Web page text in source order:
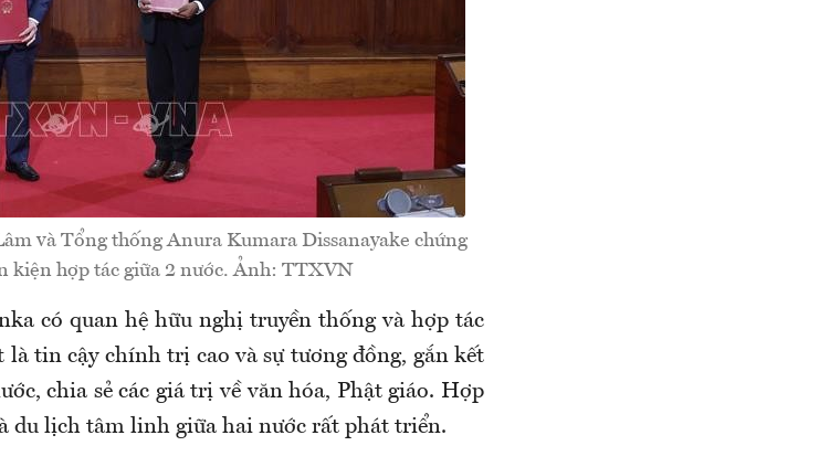
và Tổng thống Anura Kumara Dissanayake chứng
kiện hợp tác giữa 2 nước. Ảnh: TTXVN
có quan hệ hữu nghị truyền thống và hợp tác
tin cậy chính trị cao và sự tương đồng, gắn kết
chia sẻ các giá trị về văn hóa, Phật giáo. Hợp
du lịch tâm linh giữa hai nước rất phát triển.